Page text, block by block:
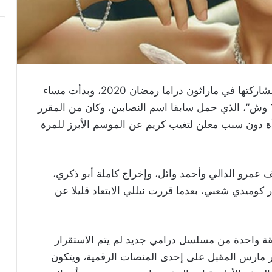
حسمت الفنانة نيللي كريم مشاركتها في ماراثون دراما رمضان 2020، وبدأت مساء
أمس تصوير أولى مشاهدها في مسلسل “بـ 100 وش”، الذي حمل سابقا اسم النصابين، وكان من المقرر
تم تأجيله فجأة دون سبب معلن لتغيب كريم عن الموسم الأبرز للمرة
عمرو الدالي وأحمد وائل، وإخراج كاملة أبو ذكري،
شعبي، بعدما قررت نيللي الابتعاد قليلا عن
واحدة من مسلسل درامي جديد لم يتم الاستقرار
المقبل على إحدى المنصات الرقمية، ويتكون